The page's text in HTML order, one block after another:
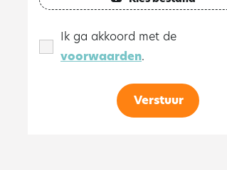
Ik ga akkoord met de
voorwaarden.
Verstuur